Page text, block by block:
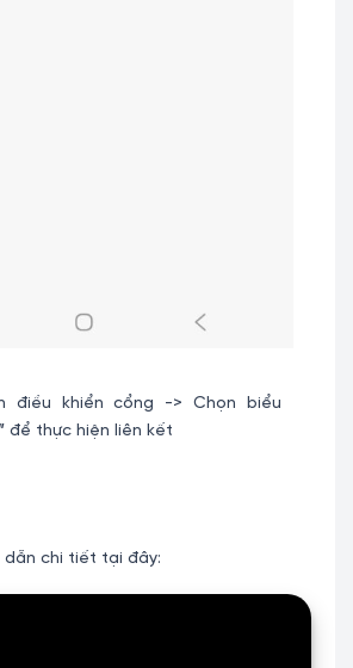
điều khiển cổng -> Chọn biểu
để thực hiện liên kết
dẫn chi tiết tại đây: